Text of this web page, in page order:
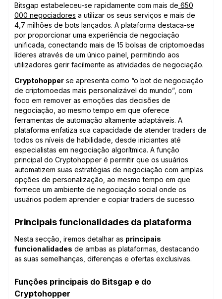
Bitsgap estabeleceu-se rapidamente com mais de 650
000 negociadores a utilizar os seus serviços e mais de
4,7 milhões de bots lançados. A plataforma destaca-se
por proporcionar uma experiência de negociação
unificada, conectando mais de 15 bolsas de criptomoedas
líderes através de um único painel, permitindo aos
utilizadores gerir facilmente as atividades de negociação.
Cryptohopper se apresenta como “o bot de negociação
de criptomoedas mais personalizável do mundo”, com
foco em remover as emoções das decisões de
negociação, ao mesmo tempo em que oferece
ferramentas de automação altamente adaptáveis. A
plataforma enfatiza sua capacidade de atender traders de
todos os níveis de habilidade, desde iniciantes até
especialistas em negociação algorítmica. A função
principal do Cryptohopper é permitir que os usuários
automatizem suas estratégias de negociação com amplas
opções de personalização, ao mesmo tempo em que
fornece um ambiente de negociação social onde os
usuários podem aprender e copiar traders de sucesso.
Principais funcionalidades da plataforma
Nesta secção, iremos detalhar as principais
funcionalidades de ambas as plataformas, destacando
as suas semelhanças, diferenças e ofertas exclusivas.
Funções principais do Bitsgap e do
Cryptohopper